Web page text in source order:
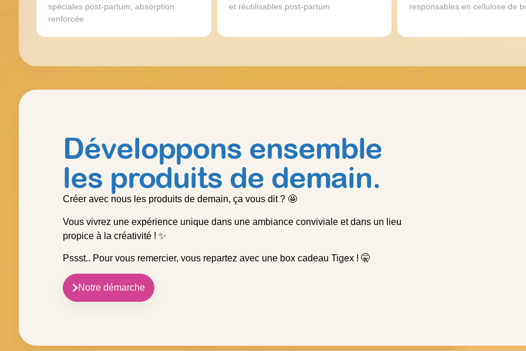
spéciales post-partum, absorption
renforcée
et réutilisables post-partum
responsables en cellulose de
Développons ensemble
les produits de demain.
Créer avec nous les produits de demain, ça vous dit ? 🤩
Vous vivrez une expérience unique dans une ambiance conviviale et dans un lieu
propice à la créativité ! ✨
Pssst.. Pour vous remercier, vous repartez avec une box cadeau Tigex ! 🤫
Notre démarche